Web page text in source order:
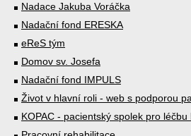
Nadace Jakuba Voráčka
Nadační fond ERESKA
eReS tým
Domov sv. Josefa
Nadační fond IMPULS
Život v hlavní roli - web s podporou
KOPAC - pacientský spolek pro léčbu